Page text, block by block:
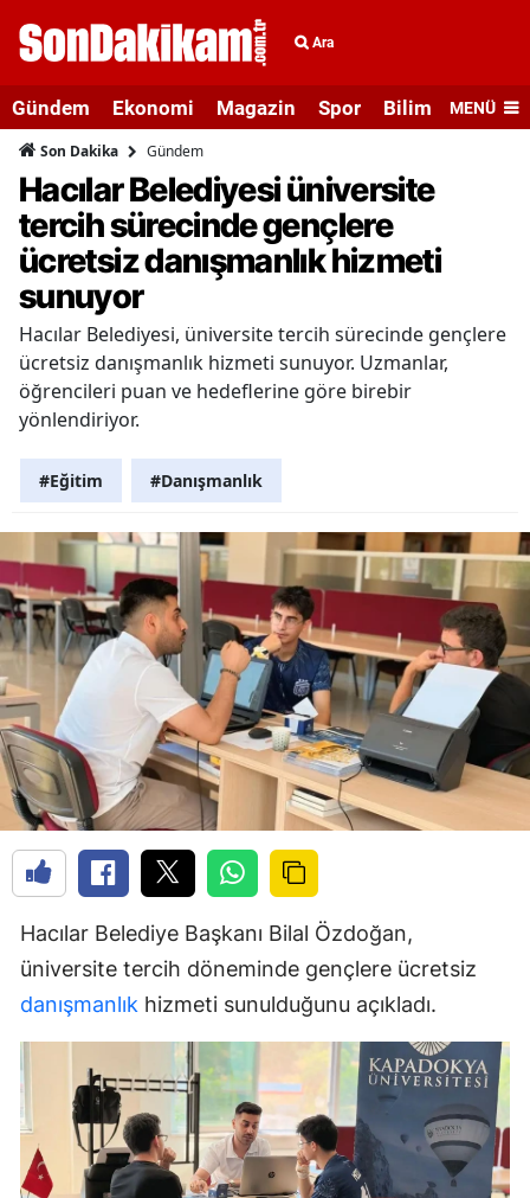
Ara
Gündem Ekonomi Magazin Spor Bilim veMENÜ
Son Dakika Gündem
Hacılar Belediyesi üniversite
tercih sürecinde gençlere
ücretsiz danışmanlık hizmeti
sunuyor
Hacılar Belediyesi, üniversite tercih sürecinde gençlere
ücretsiz danışmanlık hizmeti sunuyor. Uzmanlar,
öğrencileri puan ve hedeflerine göre birebir
yönlendiriyor.
#Eğitim #Danışmanlık
Hacılar Belediye Başkanı Bilal Özdoğan,
üniversite tercih döneminde gençlere ücretsiz
danışmanlık hizmeti sunulduğunu açıkladı.